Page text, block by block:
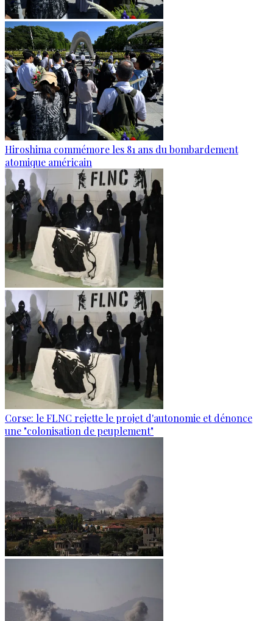
Hiroshima commémore les 81 ans du bombardement
atomique américain
Corse: le FLNC rejette le projet d'autonomie et dénonce
une "colonisation de peuplement"